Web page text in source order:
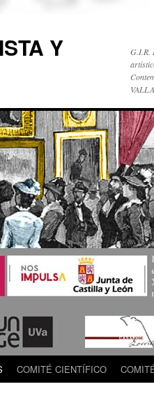
Y
G.I.R.
COMITÉ CIENTÍFICO